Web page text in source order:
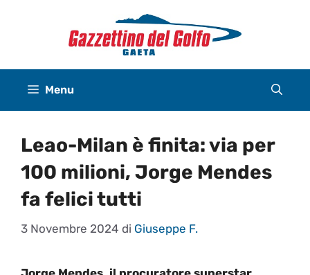
Menu
Leao-Milan è finita: via per
100 milioni, Jorge Mendes
fa felici tutti
3 Novembre 2024 di Giuseppe F.